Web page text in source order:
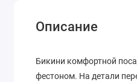
Описание
Бикини комфортной
фестоном. На детали